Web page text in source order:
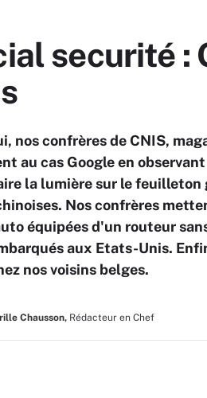
securité :
nos confrères de CNIS,
au cas Google en
la lumière sur le
Nos confrères
équipées d'un routeur
aux Etats-Unis.
nos voisins belges.
Chausson, Rédacteur en Chef